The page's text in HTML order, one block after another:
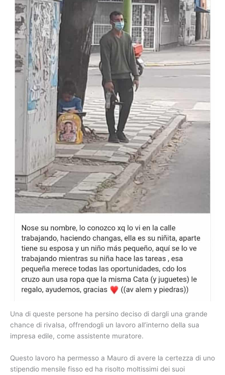
Una di queste persone ha persino deciso di dargli una grande
chance di rivalsa, offrendogli un lavoro all’interno della sua
impresa edile, come assistente muratore.
Questo lavoro ha permesso a Mauro di avere la certezza di uno
stipendio mensile fisso ed ha risolto moltissimi dei suoi